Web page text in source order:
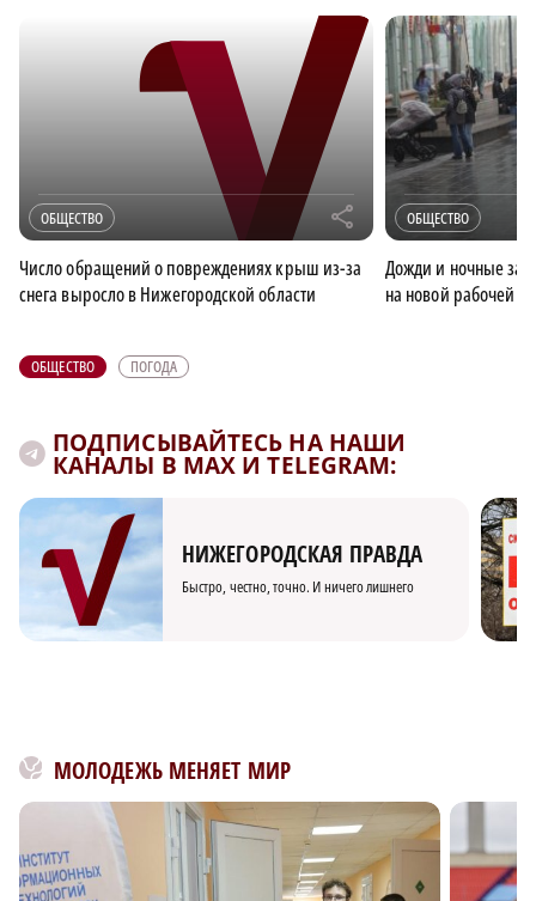
ОБЩЕСТВО r
Число обращений о повреждениях крыш из-за
снега выросло в Нижегородской области
ОБЩЕСТВО
Дожди и ночные
на новой рабочей
ОБЩЕСТВО ПОГОДА
ПОДПИСЫВАЙТЕСЬ НА НАШИ
КАНАЛЫ В MAX И TELEGRAM:
НИЖЕГОРОДСКАЯ ПРАВДА
Быстро, честно, точно. И ничего лишнего
МОЛОДЕЖЬ МЕНЯЕТ МИР